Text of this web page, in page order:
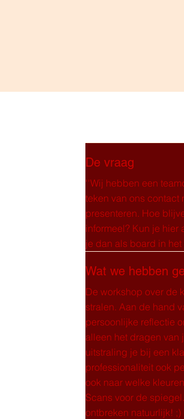
De vraag
''Wij hebben een
teken van ons contact
presenteren. Hoe
informeel? Kun je hier
je dan als board in
Wat we hebben
De workshop over de
stralen. Aan de hand
persoonlijke reflectie
alleen het dragen van
uitstraling je bij een
professionaliteit ook
ook naar welke
Scans voor de
ontbreken natuurlijk! ;)